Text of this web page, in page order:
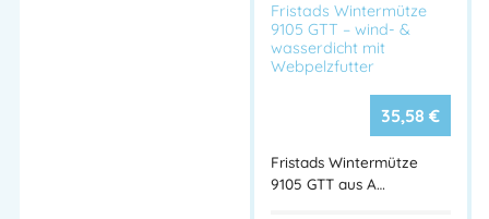
Fristads Wintermütze
9105 GTT – wind- &
wasserdicht mit
Webpelzfutter
35,58 €
Fristads Wintermütze
9105 GTT aus A…